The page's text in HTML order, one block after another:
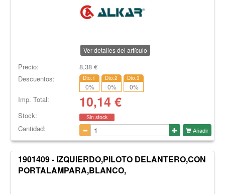
Ver detalles del artículo
Precio: 8,38€
Descuentos:
Dto.1
0%
Dto.2
0%
Dto.3
0%
Imp. Total: 10,14 €
Stock: Sin stock
Cantidad: Añadir
1901409 - IZQUIERDO,PILOTO DELANTERO,CON
PORTALAMPARA,BLANCO,